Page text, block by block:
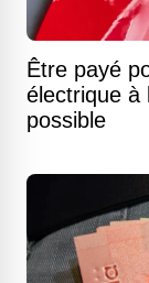
Être payé
électrique à
possible